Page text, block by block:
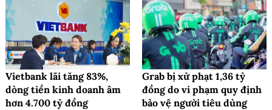
Vietbank lãi tăng 83%,
dòng tiền kinh doanh âm
hơn 4.700 tỷ đồng
Grab bị xử phạt 1,36 tỷ
đồng do vi phạm quy định
bảo vệ người tiêu dùng